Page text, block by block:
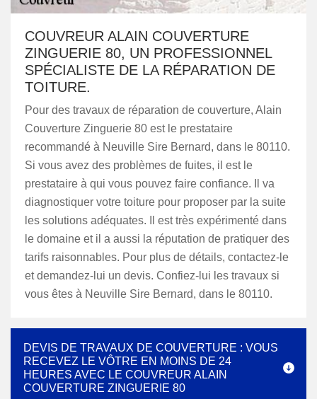
COUVREUR ALAIN COUVERTURE
ZINGUERIE 80, UN PROFESSIONNEL
SPÉCIALISTE DE LA RÉPARATION DE
TOITURE.
Pour des travaux de réparation de couverture, Alain
Couverture Zinguerie 80 est le prestataire
recommandé à Neuville Sire Bernard, dans le 80110.
Si vous avez des problèmes de fuites, il est le
prestataire à qui vous pouvez faire confiance. Il va
diagnostiquer votre toiture pour proposer par la suite
les solutions adéquates. Il est très expérimenté dans
le domaine et il a aussi la réputation de pratiquer des
tarifs raisonnables. Pour plus de détails, contactez-le
et demandez-lui un devis. Confiez-lui les travaux si
vous êtes à Neuville Sire Bernard, dans le 80110.
DEVIS DE TRAVAUX DE COUVERTURE : VOUS
RECEVEZ LE VÔTRE EN MOINS DE 24
HEURES AVEC LE COUVREUR ALAIN
COUVERTURE ZINGUERIE 80